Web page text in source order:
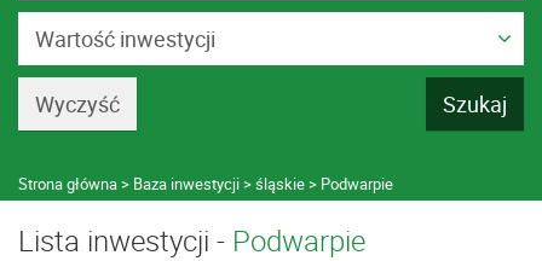
Wartość inwestycji
Strona główna Baza inwestycji śląskie Podwarpie
Lista inwestycji - Podwarpie